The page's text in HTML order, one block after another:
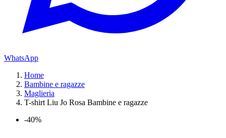
WhatsApp
Home
Bambine e ragazze
Maglieria
T-shirt Liu Jo Rosa Bambine e ragazze
-40%